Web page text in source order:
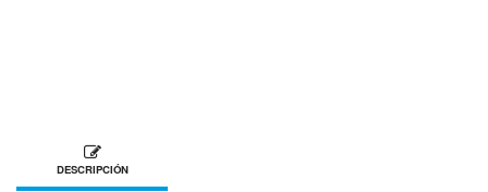
DESCRIPCIÓN